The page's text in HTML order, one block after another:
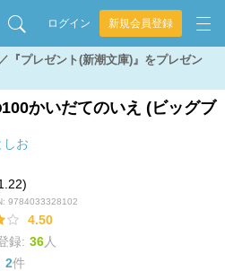
ログイン 新規会員登録
『プレゼント(新潮文庫)』をプレゼン
かいだてのいえ (ビッグブ
しお
9784033328102
4.50
録: 36人
2件